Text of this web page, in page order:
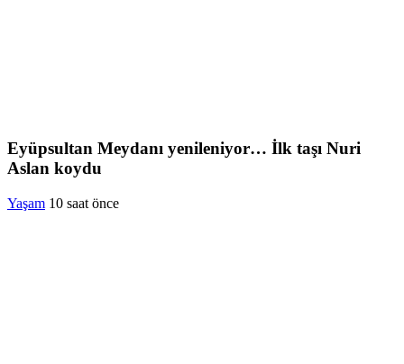
Eyüpsultan Meydanı yenileniyor… İlk taşı Nuri
Aslan koydu
Yaşam 10 saat önce